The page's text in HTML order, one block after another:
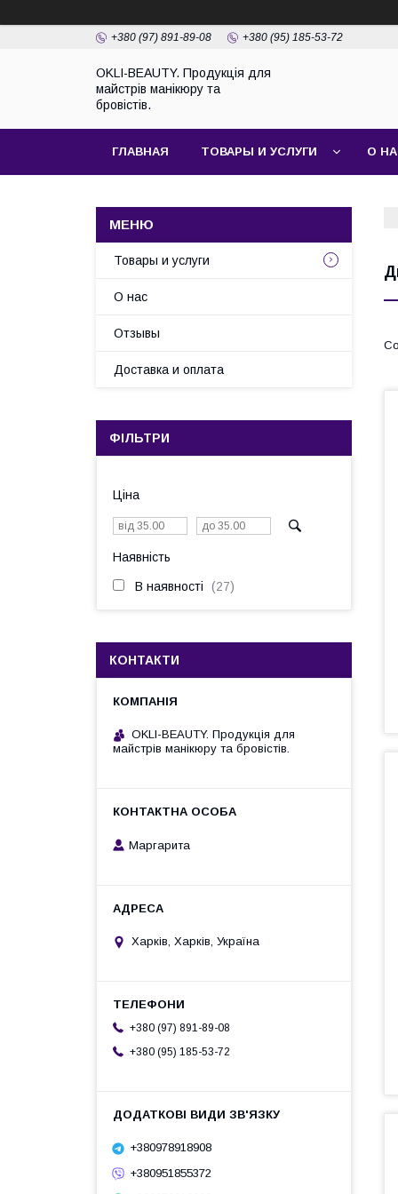
+380 (97) 891-89-08 +380 (95) 185-53-72
OKLI-BEAUTY. Продукція для
майстрів манікюру та
бровістів.
ГЛАВНАЯ ТОВАРЫ И УСЛУГИ О
Товары и услуги
О нас
Отзывы
Доставка и оплата
ФІЛЬТРИ
Ціна
Наявність
В наявності 27
КОНТАКТИ
OKLI-BEAUTY. Продукція для
майстрів манікюру та бровістів.
Маргарита
Харків, Харків, Україна
+380 (97) 891-89-08
+380 (95) 185-53-72
+380978918908
+380951855372